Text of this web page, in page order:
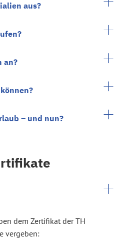
aus?
an?
– und nun?
dem Zertifikat der TH
vergeben: